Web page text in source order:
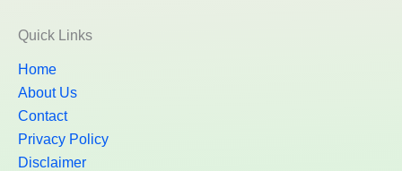
Quick Links
Home
About Us
Contact
Privacy Policy
Disclaimer